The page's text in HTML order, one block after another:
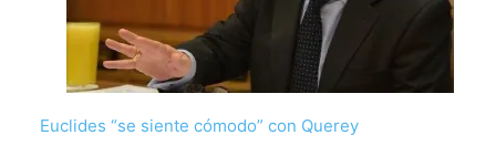
Euclides “se siente cómodo” con Querey